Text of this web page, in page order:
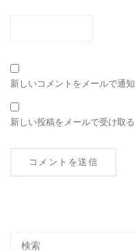
新しいコメントをメールで通知
新しい投稿をメールで受け取る